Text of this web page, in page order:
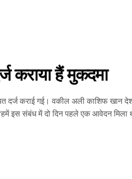
कराया हैं मुकदमा
दर्ज कराई गई। वकील अली काशिफ खान
इस संबंध में दो दिन पहले एक आवेदन मिला